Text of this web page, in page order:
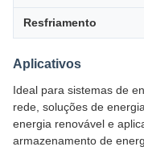
Resfriamento
Aplicativos
Ideal para sistemas de
rede, soluções de
energia renovável e
armazenamento de